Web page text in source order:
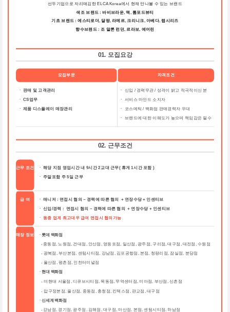
선두기업으로 자리매김한 ELCA Korea에서 현재 만나볼 수 있는 브랜드
색조 브랜드 : 바비브라운, 맥, 톰포드뷰티
기초 브랜드 : 에스티로더, 달팡, 라메르, 크리니크, 아베다, 랩시리즈
향수브랜드 : 조 말론 런던, 르라보, 에어린
01. 모집요강
모집부문 자격조건
ㆍ 판매 및 고객관리
ㆍ CS업무
ㆍ 제품 디스플레이 매장관리
ㆍ 신입 / 경력무관 / 성격이 밝고 적극적이신 분
ㆍ
서비스 마인드 소지자
ㆍ
코스메틱 / 백화점 판매경력자 우대
ㆍ
브랜드에 대한 이해도가 높으며 책임감은 필수
02. 근무조건
근무 조건 ㆍ 해당 지점 영업시간 내 9시간 2교대 근무( 휴게 1시간 포함 )
ㆍ 주말포함 주 5일 근무
급 여
ㆍ 매니저 : 면접시 협의 ~ 경력에 따른 협의 + 연장수당 + 인센티브
ㆍ 신입/경력 : 면접시 협의 ~ 경력에 따른 협의 + 연장수당 + 인센티브
ㆍ 동종 업계 최고대우 급여 면접시 협의가능
매장 정보 ㆍ롯데 백화점
-중동점, 노원점, 건대점, 안산점, 영등포점, 일산점, 광주점, 구리점, 대구점, 대전점, 수원점
- 광복점, 부산본점, 센텀시티점, 강남점, 김포공항점, 본점, 청량리점, 잠실점, 분당점
- 울산점, 평촌점, 인천터미널점
ㆍ현대 백화점
- 더현대 서울점, 디큐브시티점, 목동점, 무역센터점, 미아점, 부산점, 신촌점
- 압구정본점, 울산점, 중동점, 충청점, 킨텍스점, 판교점, 대구점
ㆍ신세계 백화점
- 강남점, 경기점, 광주점, 김해점, 대구점, 마산점, 본점, 센텀시티점, 하남점